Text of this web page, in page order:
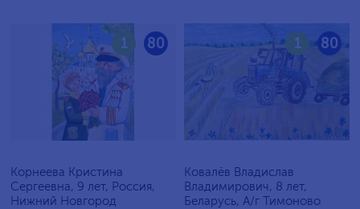
80
1
Корнеева Кристина
Сергеевна, 9 лет, Россия,
Нижний Новгород
80
1
Ковалёв Владислав
Владимирович, 8 лет,
Беларусь, А/г Тимоново